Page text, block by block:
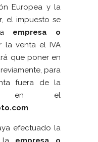
Europea y la
, el impuesto se
empresa o
la venta el IVA
que poner en
para
fuera de la
en el
.
efectuado la